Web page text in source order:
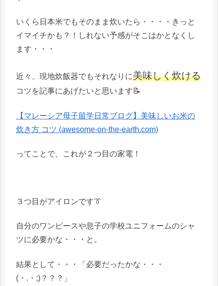
いくら日本米でもそのまま炊いたら・・・・きっと
イマイチかも？！しれない予感がそこはかとなくし
ます・・・
近々、現地炊飯器でもそれなりに美味しく炊ける
コツを記事にあげたいと思います📝
【マレーシア母子留学日常ブログ】美味しいお米の
炊き方 コツ (awesome-on-the-earth.com)
ってことで、これが２つ目の家電！
３つ目がアイロンです👔
自分のワンピースや息子の学校ユニフォームのシャ
ツに必要かな・・・と。
結果として・・・「必要だったかな・・・
(・.・;)？？？」